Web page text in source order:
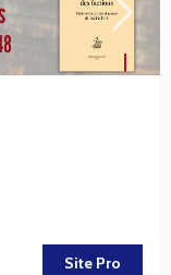
Site Pro